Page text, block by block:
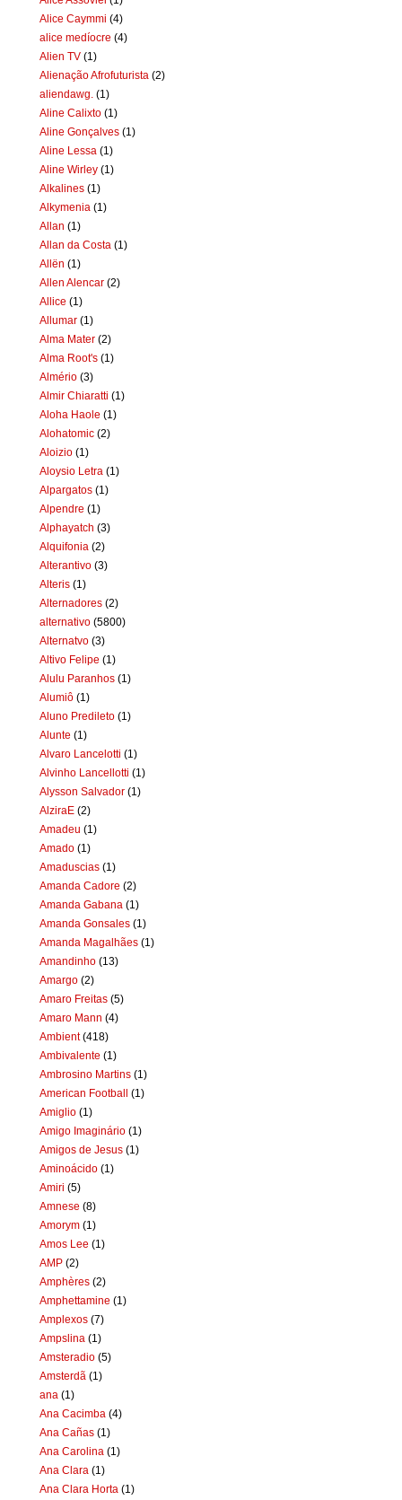
Alice Caymmi (4)
alice medíocre (4)
Alien TV (1)
Alienação Afrofuturista (2)
aliendawg. (1)
Aline Calixto (1)
Aline Gonçalves (1)
Aline Lessa (1)
Aline Wirley (1)
Alkalines (1)
Alkymenia (1)
Allan (1)
Allan da Costa (1)
Allën (1)
Allen Alencar (2)
Allice (1)
Allumar (1)
Alma Mater (2)
Alma Root's (1)
Almério (3)
Almir Chiaratti (1)
Aloha Haole (1)
Alohatomic (2)
Aloizio (1)
Aloysio Letra (1)
Alpargatos (1)
Alpendre (1)
Alphayatch (3)
Alquifonia (2)
Alterantivo (3)
Alteris (1)
Alternadores (2)
alternativo (5800)
Alternatvo (3)
Altivo Felipe (1)
Alulu Paranhos (1)
Alumiô (1)
Aluno Predileto (1)
Alunte (1)
Alvaro Lancelotti (1)
Alvinho Lancellotti (1)
Alysson Salvador (1)
AlziraE (2)
Amadeu (1)
Amado (1)
Amaduscias (1)
Amanda Cadore (2)
Amanda Gabana (1)
Amanda Gonsales (1)
Amanda Magalhães (1)
Amandinho (13)
Amargo (2)
Amaro Freitas (5)
Amaro Mann (4)
Ambient (418)
Ambivalente (1)
Ambrosino Martins (1)
American Football (1)
Amiglio (1)
Amigo Imaginário (1)
Amigos de Jesus (1)
Aminoácido (1)
Amiri (5)
Amnese (8)
Amorym (1)
Amos Lee (1)
AMP (2)
Amphères (2)
Amphettamine (1)
Amplexos (7)
Ampslina (1)
Amsteradio (5)
Amsterdã (1)
ana (1)
Ana Cacimba (4)
Ana Cañas (1)
Ana Carolina (1)
Ana Clara (1)
Ana Clara Horta (1)